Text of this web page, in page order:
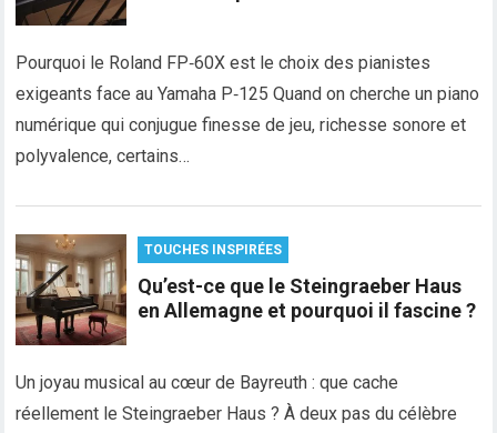
Pourquoi le Roland FP‑60X est le choix des pianistes
exigeants face au Yamaha P‑125 Quand on cherche un piano
numérique qui conjugue finesse de jeu, richesse sonore et
polyvalence, certains…
TOUCHES INSPIRÉES
Qu’est-ce que le Steingraeber Haus
en Allemagne et pourquoi il fascine ?
Un joyau musical au cœur de Bayreuth : que cache
réellement le Steingraeber Haus ? À deux pas du célèbre